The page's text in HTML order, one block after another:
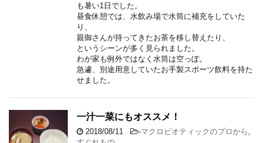
も暑い1日でした。
昼食休憩では、水飲み場で水筒に補充をしていた
り、
親御さんが持ってきたお茶を移し替えたり、
というシーンが多く見られました。
わが家も例外ではなく水筒は空っぽ。
急遽、別途用意していたお手製スポーツ飲料を持た
せました。
一汁一菜にもオススメ！
2018/08/11 -マクロビオティックのプロから ,